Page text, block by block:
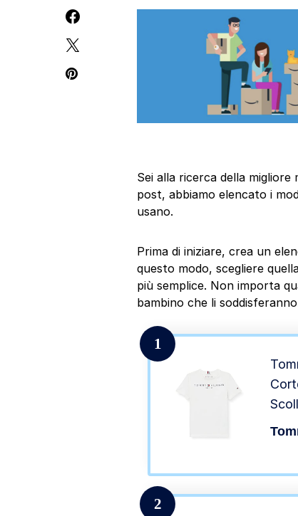
Sei alla ricerca della
post, abbiamo elencato i
usano.
Prima di iniziare, crea un
questo modo, scegliere
più semplice. Non importa
bambino che li
1
Anni
2